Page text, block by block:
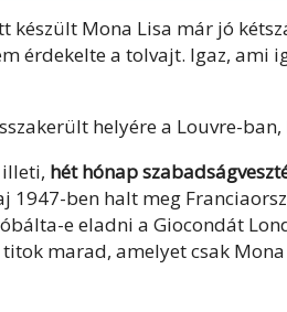
készült Mona Lisa már jó
érdekelte a tolvajt. Igaz, ami
helyére a Louvre-
hét hónap
1947-ben halt meg
e eladni a Giocondát
marad, amelyet csak